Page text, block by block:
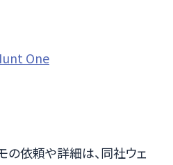
One
の依頼や詳細は、同社ウェ